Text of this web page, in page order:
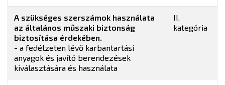
A szükséges szerszámok használata
az általános műszaki biztonság
biztosítása érdekében.
- a fedélzeten lévő karbantartási
anyagok és javító berendezések
kiválasztására és használata
II.
kategória